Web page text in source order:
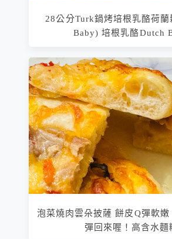
28公分Turk鍋烤培根乳酪荷
Baby) 培根乳酪Dutch
泡菜燒肉雲朵披薩 餅皮Q彈軟嫩
彈回來喔！高含水麵